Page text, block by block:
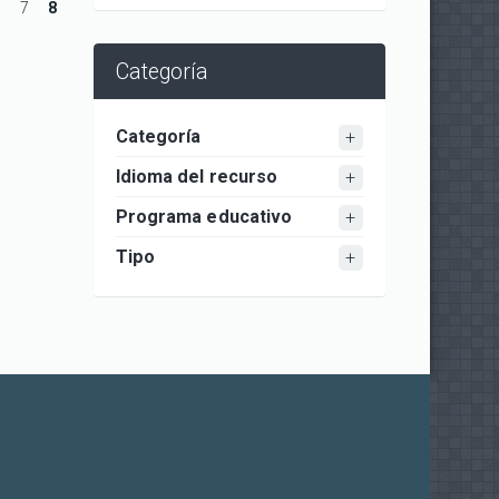
7 8
Categoría
Categoría
Idioma del recurso
Programa educativo
Tipo